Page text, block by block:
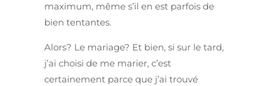
maximum, même s’il en est parfois de
bien tentantes.
Alors? Le mariage? Et bien, si sur le tard,
j’ai choisi de me marier, c’est
certainement parce que j’ai trouvé